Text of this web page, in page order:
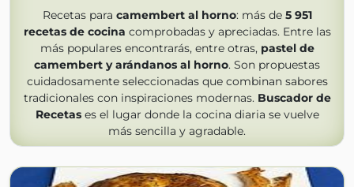
Recetas para camembert al horno: más de 5 951
recetas de cocina comprobadas y apreciadas. Entre las
más populares encontrarás, entre otras, pastel de
camembert y arándanos al horno. Son propuestas
cuidadosamente seleccionadas que combinan sabores
tradicionales con inspiraciones modernas. Buscador de
Recetases el lugar donde la cocina diaria se vuelve
más sencilla y agradable.